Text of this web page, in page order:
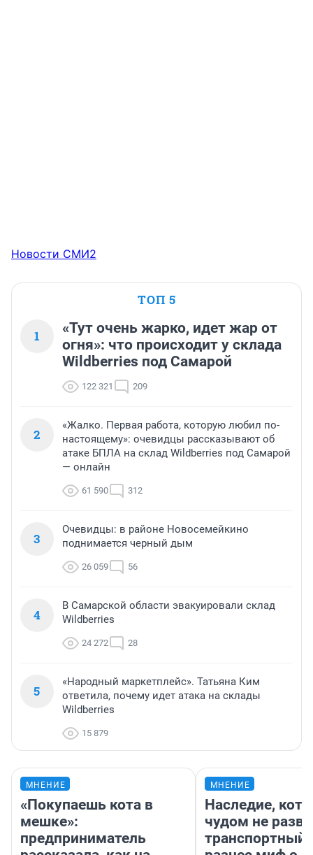
Новости СМИ2
ТОП 5
1
«Тут очень жарко, идет жар от
огня»: что происходит у склада
Wildberries под Самарой
122 321 209
2
«Жалко. Первая работа, которую любил по-
настоящему»: очевидцы рассказывают об
атаке БПЛА на склад Wildberries под Самарой
— онлайн
61 590 312
3
Очевидцы: в районе Новосемейкино
поднимается черный дым
26 059 56
4
В Самарской области эвакуировали склад
Wildberries
24 272 28
5
«Народный маркетплейс». Татьяна Ким
ответила, почему идет атака на склады
Wildberries
15 879
МНЕНИЕ
«Покупаешь кота в
мешке»:
предприниматель
МНЕНИЕ
Наследие,
чудом не
транспортный